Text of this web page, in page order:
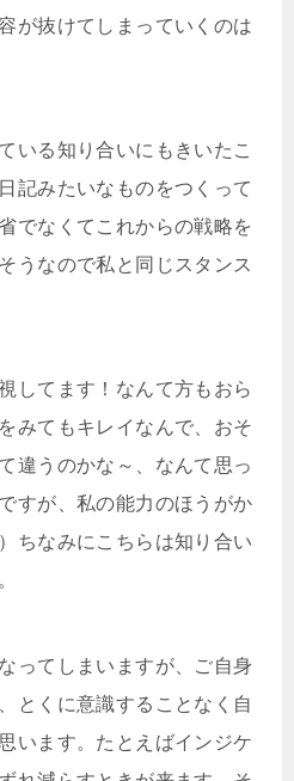
が抜けてしまっていくのは
いる知り合いにもきいたこ
記みたいなものをつくって
でなくてこれからの戦略を
うなので私と同じスタンス
してます！なんて方もおら
みてもキレイなんで、おそ
違うのかな～、なんて思っ
すが、私の能力のほうがか
ちなみにこちらは知り合い
ってしまいますが、ご自身
とくに意識することなく自
います。たとえばインジケ